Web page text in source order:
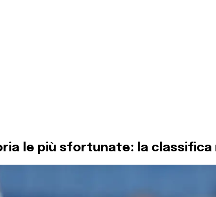
le più sfortunate: la